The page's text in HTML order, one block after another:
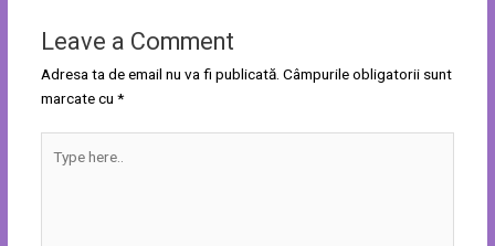
Leave a Comment
Adresa ta de email nu va fi publicată. Câmpurile obligatorii sunt
marcate cu *
here..